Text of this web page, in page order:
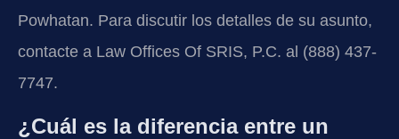
Powhatan. Para discutir los detalles de su asunto,
contacte a Law Offices Of SRIS, P.C. al (888) 437-
7747.
¿Cuál es la diferencia entre un